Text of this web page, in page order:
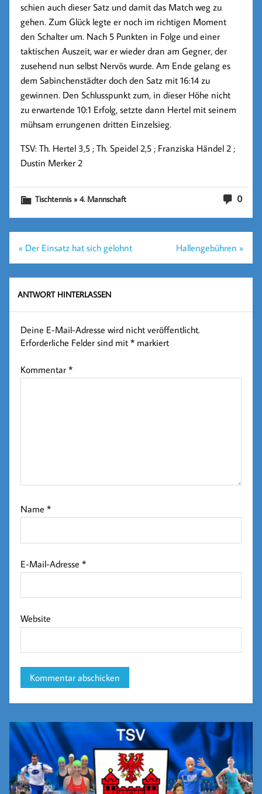
schien auch dieser Satz und damit das Match weg zu
gehen. Zum Glück legte er noch im richtigen Moment
den Schalter um. Nach 5 Punkten in Folge und einer
taktischen Auszeit, war er wieder dran am Gegner, der
zusehend nun selbst Nervös wurde. Am Ende gelang es
dem Sabinchenstädter doch den Satz mit 16:14 zu
gewinnen. Den Schlusspunkt zum, in dieser Höhe nicht
zu erwartende 10:1 Erfolg, setzte dann Hertel mit seinem
mühsam errungenen dritten Einzelsieg.
TSV: Th. Hertel 3,5 ; Th. Speidel 2,5 ; Franziska Händel 2 ;
Dustin Merker 2
0
Tischtennis » 4. Mannschaft
Beitragsnavigation
« Der Einsatz hat sich gelohnt Hallengebühren »
ANTWORT HINTERLASSEN
Deine E-Mail-Adresse wird nicht veröffentlicht.
Erforderliche Felder sind mit* markiert
Kommentar*
Name*
E-Mail-Adresse*
Website